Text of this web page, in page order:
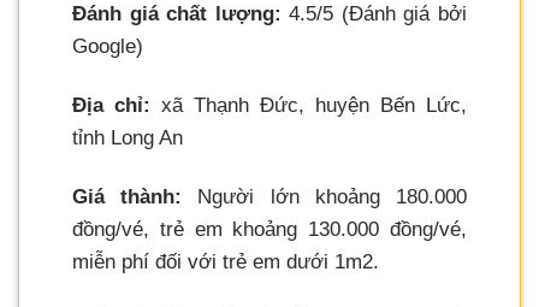
Đánh giá chất lượng: 4.5/5 (Đánh giá bởi
Google)
Địa chỉ: xã Thạnh Đức, huyện Bến Lức,
tỉnh Long An
Giá thành:
Người lớn khoảng 180.000
đồng/vé, trẻ em khoảng 130.000 đồng/vé,
miễn phí đối với trẻ em dưới 1m2.